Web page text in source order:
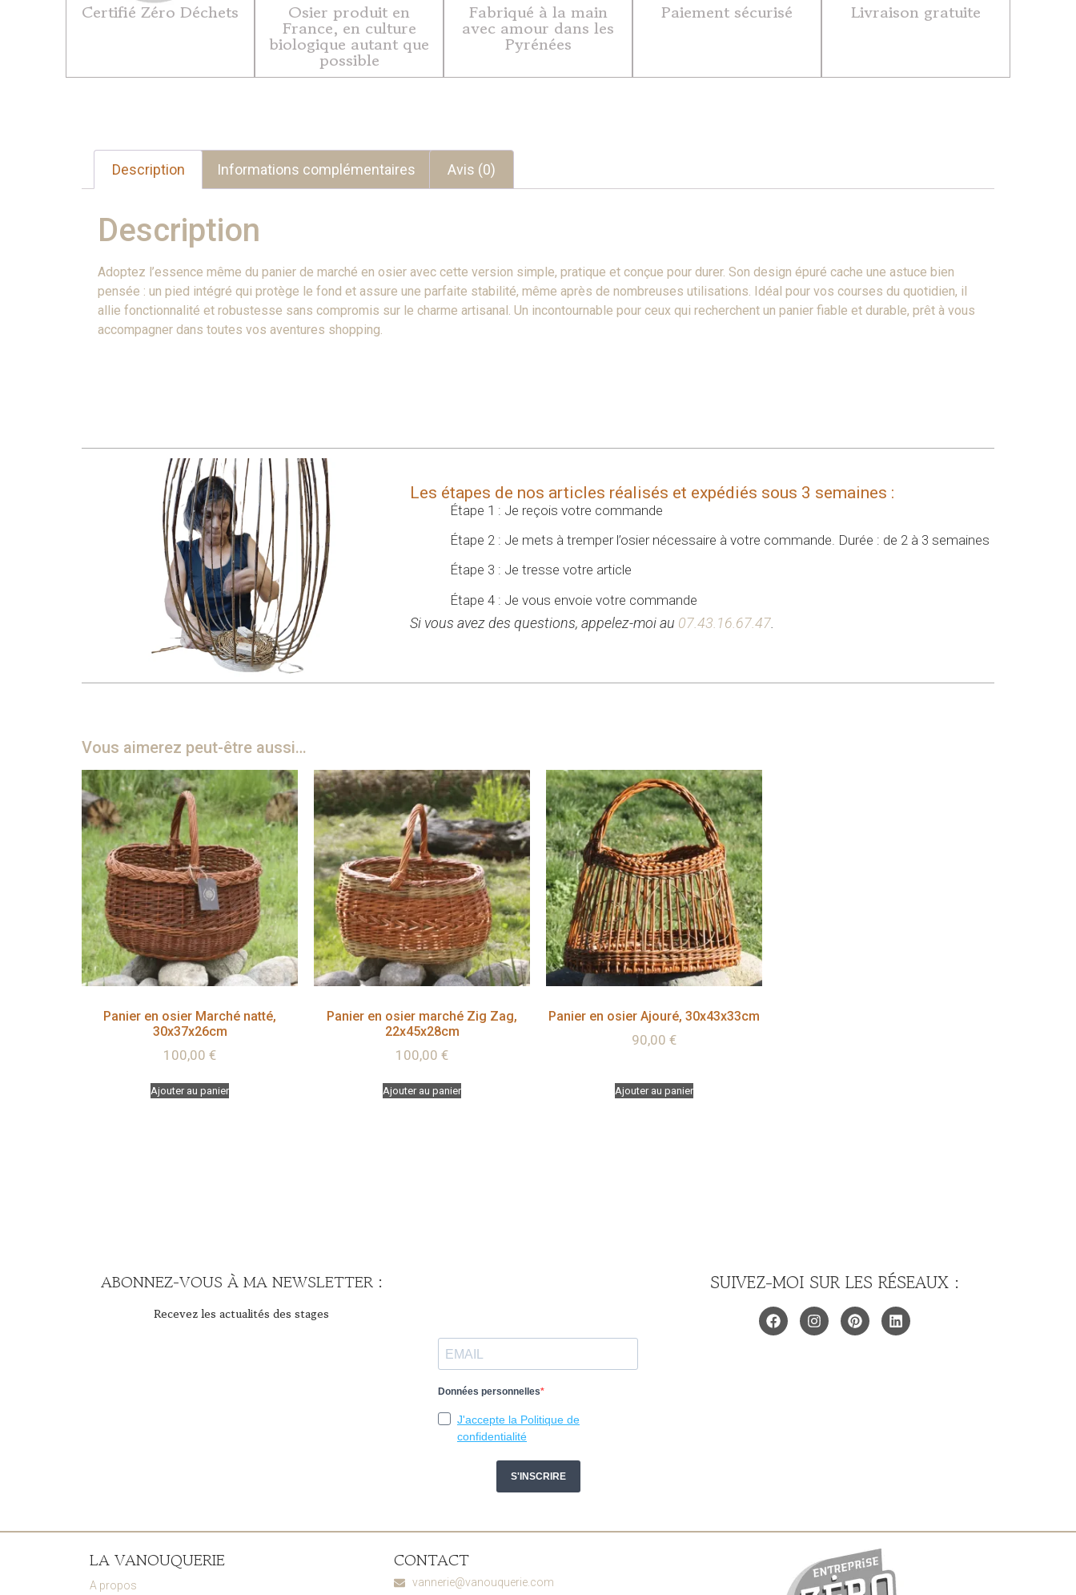
Certifié Zéro Déchets Osier produit en
France, en culture
biologique autant que
possible
Fabriqué à la main
avec amour dans les
Pyrénées
Paiement sécurisé Livraison gratuite
Description Informations complémentaires Avis (0)
Description
Adoptez l’essence même du panier de marché en osier avec cette version simple, pratique et conçue pour durer. Son design épuré cache une astuce bien
pensée : un pied intégré qui protège le fond et assure une parfaite stabilité, même après de nombreuses utilisations. Idéal pour vos courses du quotidien, il
allie fonctionnalité et robustesse sans compromis sur le charme artisanal. Un incontournable pour ceux qui recherchent un panier fiable et durable, prêt à vous
accompagner dans toutes vos aventures shopping.
Les étapes de nos articles réalisés et expédiés sous 3 semaines :
Étape 1 : Je reçois votre commande
Étape 2 : Je mets à tremper l’osier nécessaire à votre commande. Durée : de 2 à 3 semaines
Étape 3 : Je tresse votre article
Étape 4 : Je vous envoie votre commande
Si vous avez des questions, appelez-moi au 07.43.16.67.47
Vous aimerez peut-être aussi…
Panier en osier Marché natté,
30x37x26cm
100,00 €
Ajouter au panier
Panier en osier marché Zig Zag,
22x45x28cm
100,00 €
Ajouter au panier
Panier en osier Ajouré, 30x43x33cm
90,00 €
Ajouter au panier
ABONNEZ-VOUS À MA NEWSLETTER :
Recevez les actualités des stages
SUIVEZ-MOI SUR LES RÉSEAUX :
LA VANOUQUERIE
A propos
CONTACT
vannerie@vanouquerie.com